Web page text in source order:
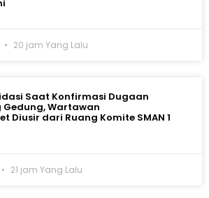
20 jam Yang Lalu
Saat Konfirmasi Dugaan
Gedung, Wartawan
Diusir dari Ruang Komite SMAN 1
21 jam Yang Lalu